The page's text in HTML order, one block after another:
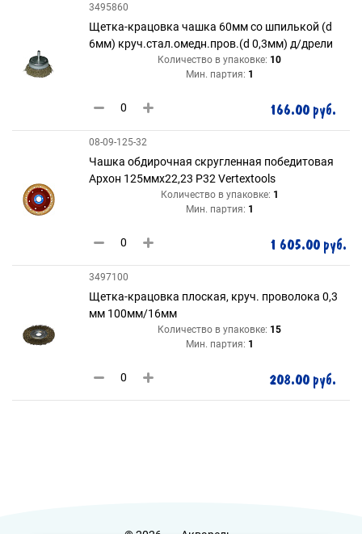
3495860
Щетка-крацовка чашка 60мм со шпилькой (d
6мм) круч.стал.омедн.пров.(d 0,3мм) д/дрели
Количество в упаковке: 10
Мин. партия: 1
166.00 руб.
08-09-125-32
Чашка обдирочная скругленная победитовая
Архон 125ммх22,23 P32 Vertextools
Количество в упаковке: 1
Мин. партия: 1
1 605.00 руб.
3497100
Щетка-крацовка плоская, круч. проволока 0,3
мм 100мм/16мм
Количество в упаковке: 15
Мин. партия: 1
208.00 руб.